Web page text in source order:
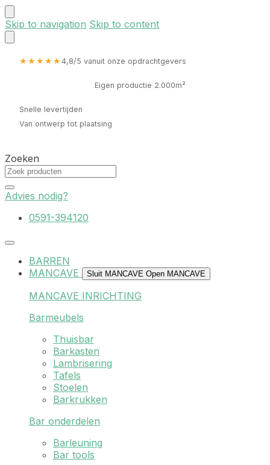
Skip to navigation Skip to content
★★★★★4,8/5 vanuit onze opdrachtgevers
Eigen productie 2.000m²
Snelle levertijden
Van ontwerp tot plaatsing
Zoeken
Advies nodig?
0591-394120
BARREN
MANCAVE
Sluit MANCAVE Open MANCAVE
MANCAVE INRICHTING
Barmeubels
Thuisbar
Barkasten
Lambrisering
Tafels
Stoelen
Barkrukken
Bar onderdelen
Barleuning
Bar tools